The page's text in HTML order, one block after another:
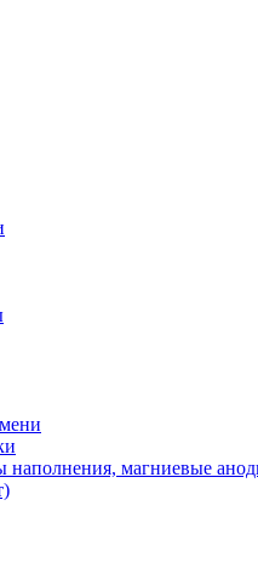
наполнения, магниевые